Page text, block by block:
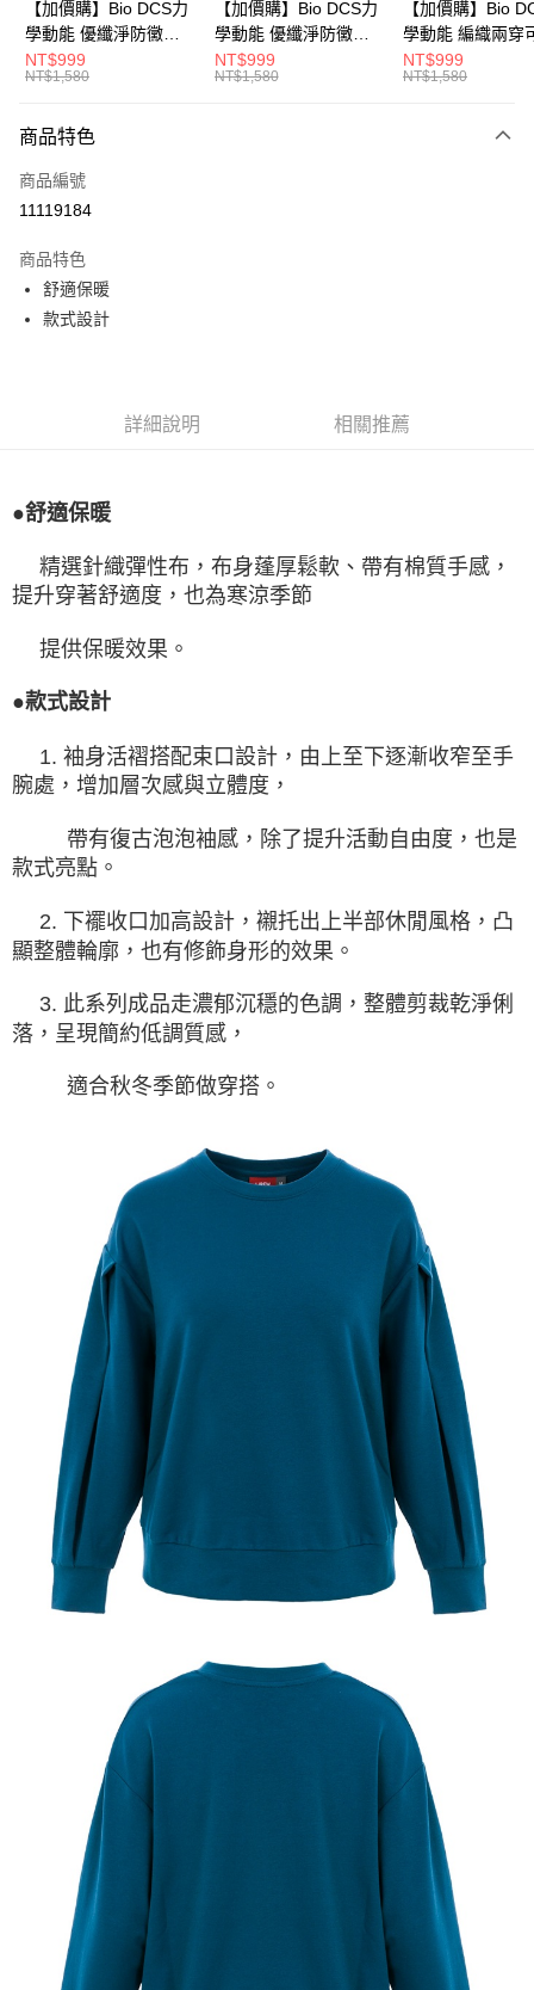
ATM付款
宅配
每筆NT$80，滿NT$990(含以上)免運費
付款後門市自取
每筆NT$80，滿NT$699(含以上)免運費
【加價購】Bio DCS力
學動能 優纖淨防黴抑
菌 休閒鞋(女
231624551)
NT$999
NT$1,580
【加價購】Bio DCS力
學動能 優纖淨防黴抑
菌 休閒鞋(女
231624541)
NT$999
NT$1,580
【加價購】Bio
學動能 編織兩穿
式後跟 輕便鞋 運
(女231624441)
NT$999
NT$1,580
商品特色
商品編號
11119184
商品特色
舒適保暖
款式設計
詳細說明 相關推薦
●舒適保暖
精選針織彈性布，布身蓬厚鬆軟、帶有棉質手感，
提升穿著舒適度，也為寒涼季節
提供保暖效果。
●款式設計
1. 袖身活褶搭配束口設計，由上至下逐漸收窄至手
腕處，增加層次感與立體度，
帶有復古泡泡袖感，除了提升活動自由度，也是
款式亮點。
2. 下襬收口加高設計，襯托出上半部休閒風格，凸
顯整體輪廓，也有修飾身形的效果。
3. 此系列成品走濃郁沉穩的色調，整體剪裁乾淨俐
落，呈現簡約低調質感，
適合秋冬季節做穿搭。